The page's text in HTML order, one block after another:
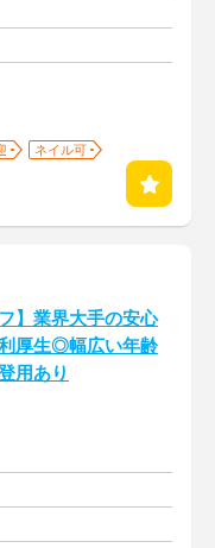
ネイル可
】業界大手の安心
厚生◎幅広い年齢
用あり